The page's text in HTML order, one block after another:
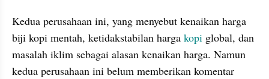
Kedua perusahaan ini, yang menyebut kenaikan harga
biji kopi mentah, ketidakstabilan harga kopi global, dan
masalah iklim sebagai alasan kenaikan harga. Namun
kedua perusahaan ini belum memberikan komentar